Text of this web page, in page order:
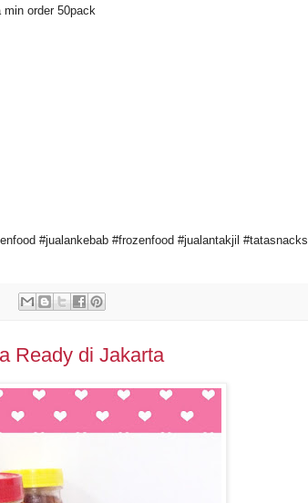
min order 50pack
#jualankebab #frozenfood #jualantakjil #tatasnacks
Ready di Jakarta